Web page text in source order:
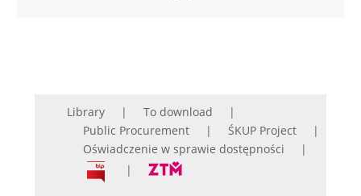
Library
To download
Public Procurement
ŚKUP Project
Oświadczenie w sprawie dostępności